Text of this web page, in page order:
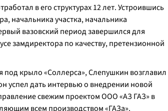
в его структурах 12 лет. Устроившись
начальника участка, начальника
вазовский период завершился для
замдиректора по качеству, претензионной
под крыло «Соллерса», Слепушкин возглавил
успел дать интервью о внедрении новой
свежим проектом ООО «АЗ ГАЗ» в
всем производством «ГАЗа».